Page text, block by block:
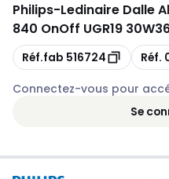
Philips-Ledinaire Dalle
840 OnOff UGR19
Copie
Réf.fab 516724 Copie
Réf.
Connectez-vous pour
Se